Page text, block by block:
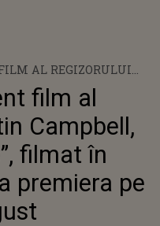
AL REGIZORULUI
„THE PROTÉGÉ”,
VA AVEA PREMIERA
film al
Campbell,
filmat în
premiera pe